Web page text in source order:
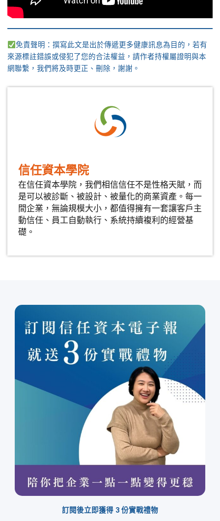
免責聲明：撰寫此文是出於傳遞更多健康訊息為目的，若有
來源標註錯誤或侵犯了您的合法權益，請作者持權屬證明與本
網聯繫，我們將及時更正、刪除，謝謝。
信任資本學院
在信任資本學院，我們相信信任不是性格天賦，而
是可以被診斷、被設計、被量化的商業資產。每一
間企業，無論規模大小，都值得擁有一套讓客戶主
動信任、員工自動執行、系統持續複利的經營基
礎。
訂閱後立即獲得 3 份實戰禮物